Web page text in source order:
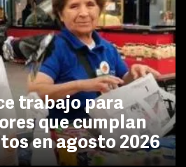
trabajo para
que cumplan
en agosto 2026